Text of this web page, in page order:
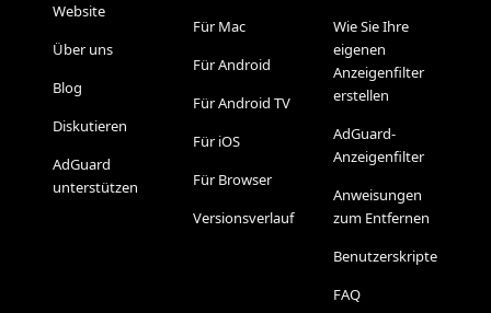
Website
Über uns
Blog
Diskutieren
AdGuard
unterstützen
Für Mac
Für Android
Für Android TV
Für iOS
Für Browser
Versionsverlauf
Wie Sie Ihre
eigenen
Anzeigenfilter
erstellen
AdGuard-
Anzeigenfilter
Anweisungen
zum Entfernen
Benutzerskripte
FAQ